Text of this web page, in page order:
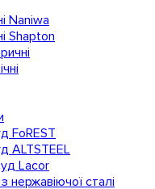
Naniwa
Shapton
FoREST
ALTSTEEL
Lacor
нержавіючої сталі